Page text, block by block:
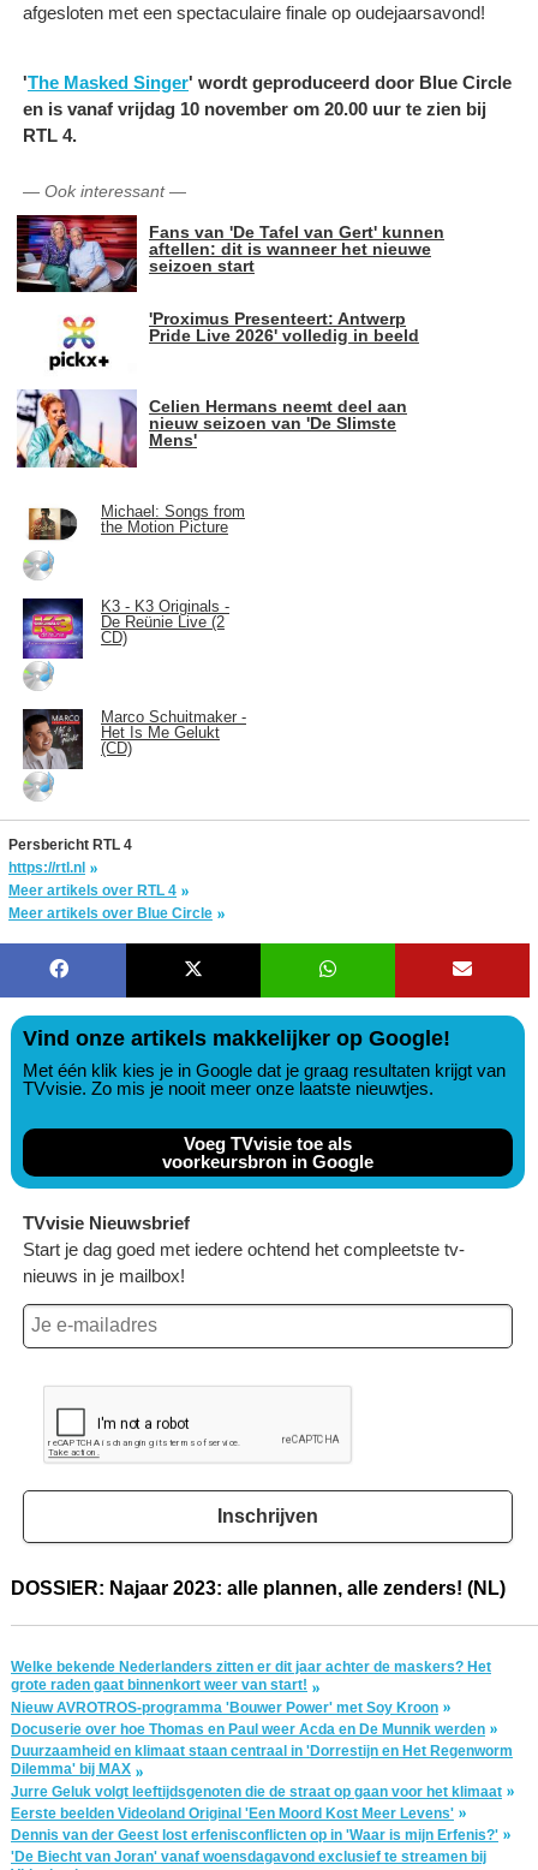
afgesloten met een spectaculaire finale op oudejaarsavond!
'The Masked Singer' wordt geproduceerd door Blue Circle
en is vanaf vrijdag 10 november om 20.00 uur te zien bij
RTL 4.
— Ook interessant—
Fans van 'De Tafel van Gert' kunnen
aftellen: dit is wanneer het nieuwe
seizoen start
'Proximus Presenteert: Antwerp
Pride Live 2026' volledig in beeld
Celien Hermans neemt deel aan
nieuw seizoen van 'De Slimste
Mens'
Michael: Songs from
the Motion Picture
K3 - K3 Originals -
De Reünie Live (2
CD)
Marco Schuitmaker -
Het Is Me Gelukt
(CD)
Persbericht RTL 4
https://rtl.nl
Meer artikels over RTL 4
Meer artikels over Blue Circle
Vind onze artikels makkelijker op Google!
Met één klik kies je in Google dat je graag resultaten krijgt van
TVvisie. Zo mis je nooit meer onze laatste nieuwtjes.
Voeg TVvisie toe als
voorkeursbron in Google
TVvisie Nieuwsbrief
Start je dag goed met iedere ochtend het compleetste tv-
nieuws in je mailbox!
Inschrijven
DOSSIER: Najaar 2023: alle plannen, alle zenders! (NL)
Welke bekende Nederlanders zitten er dit jaar achter de maskers? Het
grote raden gaat binnenkort weer van start!
Nieuw AVROTROS-programma 'Bouwer Power' met Soy Kroon
Docuserie over hoe Thomas en Paul weer Acda en De Munnik werden
Duurzaamheid en klimaat staan centraal in 'Dorrestijn en Het Regenworm
Dilemma' bij MAX
Jurre Geluk volgt leeftijdsgenoten die de straat op gaan voor het klimaat
Eerste beelden Videoland Original 'Een Moord Kost Meer Levens'
Dennis van der Geest lost erfenisconflicten op in 'Waar is mijn Erfenis?'
'De Biecht van Joran' vanaf woensdagavond exclusief te streamen bij